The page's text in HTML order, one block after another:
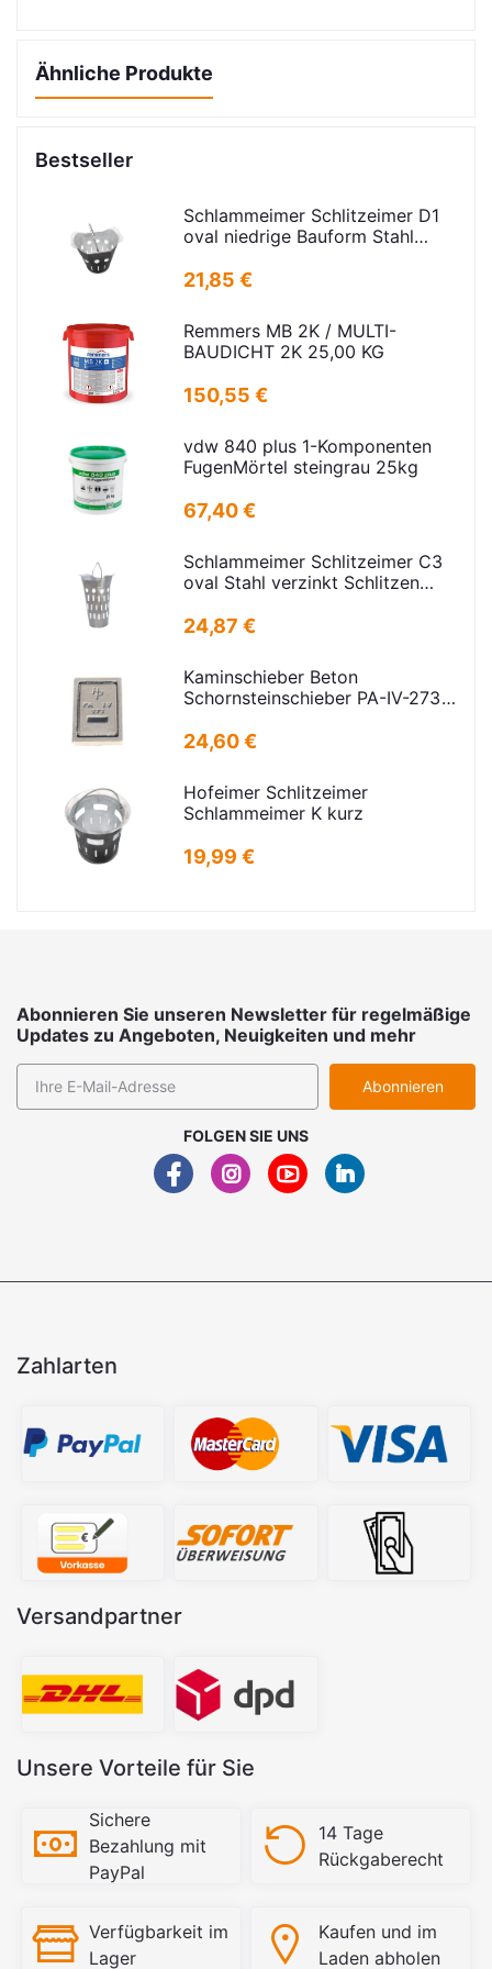
Ähnliche Produkte
Bestseller
Schlammeimer Schlitzeimer D1
oval niedrige Bauform Stahl
D=395mm
21,85 €
Remmers MB 2K / MULTI-
BAUDICHT 2K 25,00 KG
150,55 €
vdw 840 plus 1-Komponenten
FugenMörtel steingrau 25kg
67,40 €
Schlammeimer Schlitzeimer C3
oval Stahl verzinkt Schlitzen
24,87 €
Kaminschieber Beton
Schornsteinschieber PA-IV-273
16,5x24,5cm
24,60 €
Hofeimer Schlitzeimer
Schlammeimer K kurz
19,99 €
Abonnieren Sie unseren Newsletter für regelmäßige
Updates zu Angeboten, Neuigkeiten und mehr
Abonnieren
FOLGEN SIE UNS
Zahlarten
Versandpartner
Unsere Vorteile für Sie
Sichere
Bezahlung mit
PayPal
14 Tage
Rückgaberecht
Verfügbarkeit im
Lager
Kaufen und im
Laden abholen